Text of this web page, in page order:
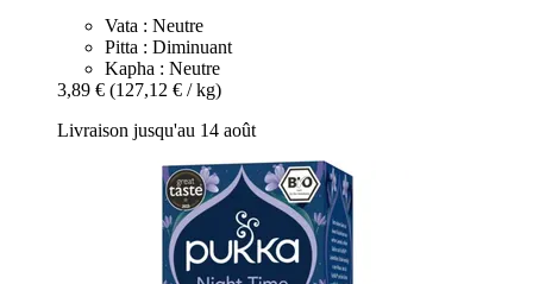
Vata : Neutre
Pitta : Diminuant
Kapha : Neutre
3,89 € (127,12 € / kg)
Livraison jusqu'au 14 août